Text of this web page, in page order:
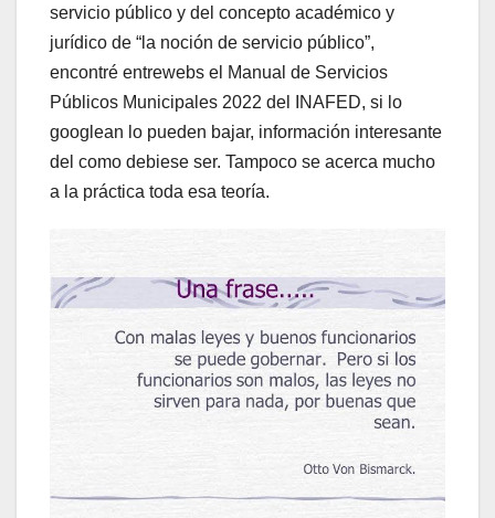
servicio público y del concepto académico y
jurídico de “la noción de servicio público”,
encontré entrewebs el Manual de Servicios
Públicos Municipales 2022 del INAFED, si lo
googlean lo pueden bajar, información interesante
del como debiese ser. Tampoco se acerca mucho
a la práctica toda esa teoría.